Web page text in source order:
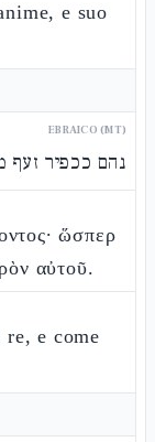
e suo
EBRAICO (MT)
נהם ככפיר
ὥσπερ
αὐτοῦ.
e come